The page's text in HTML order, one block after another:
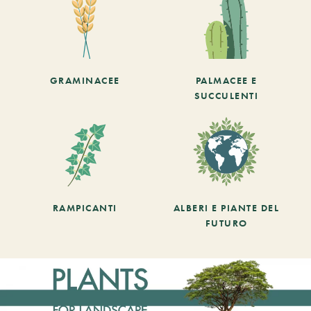
GRAMINACEE
PALMACEE E
SUCCULENTI
RAMPICANTI
ALBERI E PIANTE DEL
FUTURO